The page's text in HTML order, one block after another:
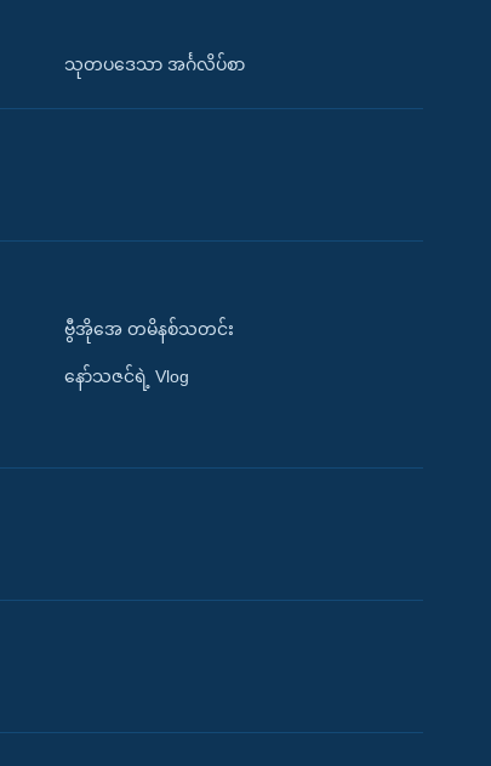
သုတပဒေသာ အင်္ဂလိပ်စာ
ဗွီအိုအေ တမိနစ်သတင်း
နော်သဇင်ရဲ့ Vlog